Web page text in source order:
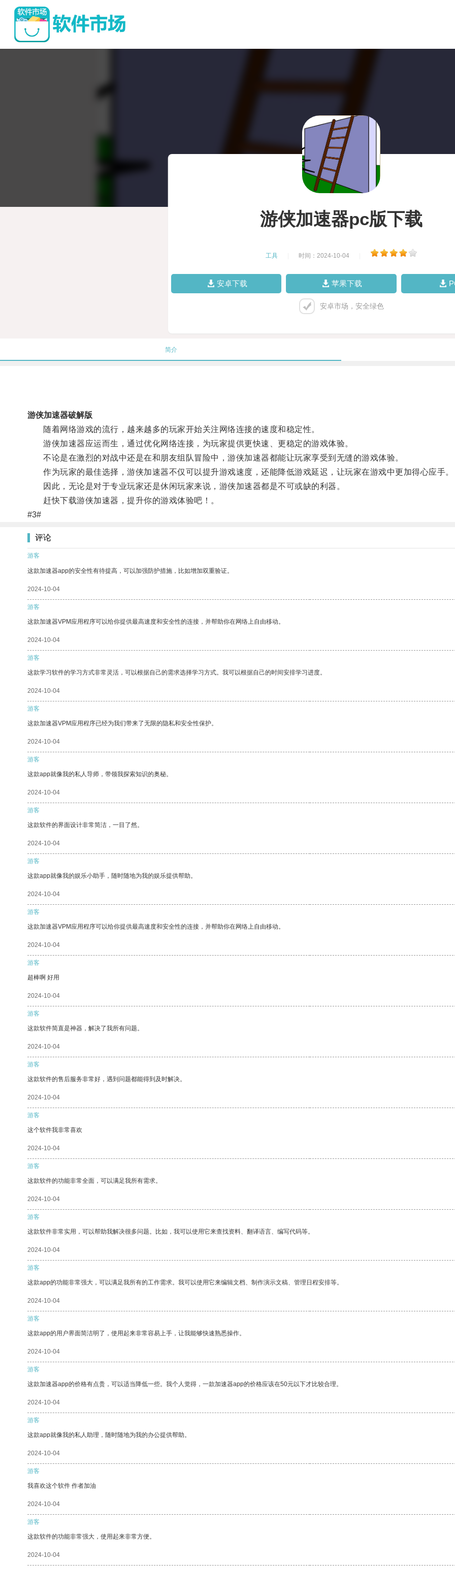
游侠加速器pc版下载
工具 时间：2024-10-04
安卓下载 苹果下载
安卓市场，安全绿色
简介
游侠加速器破解版
随着网络游戏的流行，越来越多的玩家开始关注网络连接的速度和稳定性。
游侠加速器应运而生，通过优化网络连接，为玩家提供更快速、更稳定的游戏体验。
不论是在激烈的对战中还是在和朋友组队冒险中，游侠加速器都能让玩家享受到无缝的游戏体验。
作为玩家的最佳选择，游侠加速器不仅可以提升游戏速度，还能降低游戏延迟，让玩家在游戏中更加得心应手。
因此，无论是对于专业玩家还是休闲玩家来说，游侠加速器都是不可或缺的利器。
赶快下载游侠加速器，提升你的游戏体验吧！。
#3#
评论
游客
这款加速器app的安全性有待提高，可以加强防护措施，比如增加双重验证。
2024-10-04
游客
这款加速器VPM应用程序可以给你提供最高速度和安全性的连接，并帮助你在网络上自由移动。
2024-10-04
游客
这款学习软件的学习方式非常灵活，可以根据自己的需求选择学习方式。我可以根据自己的时间安排学习进度。
2024-10-04
游客
这款加速器VPM应用程序已经为我们带来了无限的隐私和安全性保护。
2024-10-04
游客
这款app就像我的私人导师，带领我探索知识的奥秘。
2024-10-04
游客
这款软件的界面设计非常简洁，一目了然。
2024-10-04
游客
这款app就像我的娱乐小助手，随时随地为我的娱乐提供帮助。
2024-10-04
游客
这款加速器VPM应用程序可以给你提供最高速度和安全性的连接，并帮助你在网络上自由移动。
2024-10-04
游客
超棒啊 好用
2024-10-04
游客
这款软件简直是神器，解决了我所有问题。
2024-10-04
游客
这款软件的售后服务非常好，遇到问题都能得到及时解决。
2024-10-04
游客
这个软件我非常喜欢
2024-10-04
游客
这款软件的功能非常全面，可以满足我所有需求。
2024-10-04
游客
这款软件非常实用，可以帮助我解决很多问题。比如，我可以使用它来查找资料、翻译语言、编写代码等。
2024-10-04
游客
这款app的功能非常强大，可以满足我所有的工作需求。我可以使用它来编辑文档、制作演示文稿、管理日程安排等。
2024-10-04
游客
这款app的用户界面简洁明了，使用起来非常容易上手，让我能够快速熟悉操作。
2024-10-04
游客
这款加速器app的价格有点贵，可以适当降低一些。我个人觉得，一款加速器app的价格应该在50元以下才比较合理。
2024-10-04
游客
这款app就像我的私人助理，随时随地为我的办公提供帮助。
2024-10-04
游客
我喜欢这个软件 作者加油
2024-10-04
游客
这款软件的功能非常强大，使用起来非常方便。
2024-10-04